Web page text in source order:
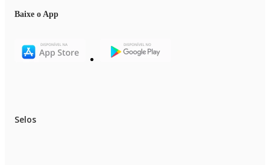
Baixe o App
Selos